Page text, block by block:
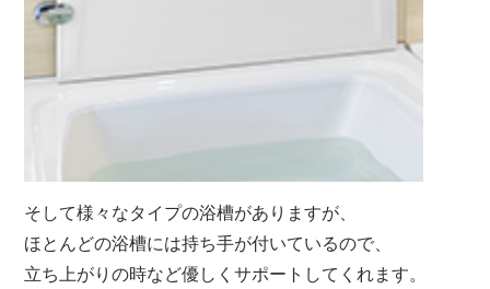
そして様々なタイプの浴槽がありますが、
ほとんどの浴槽には持ち手が付いているので、
立ち上がりの時など優しくサポートしてくれます。